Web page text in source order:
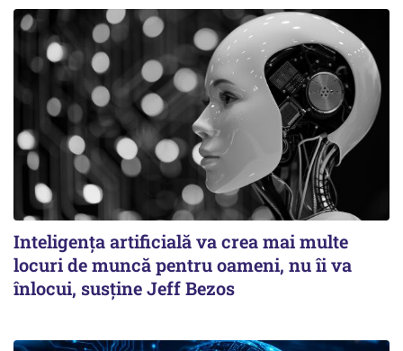
Inteligența artificială va crea mai multe
locuri de muncă pentru oameni, nu îi va
înlocui, susține Jeff Bezos